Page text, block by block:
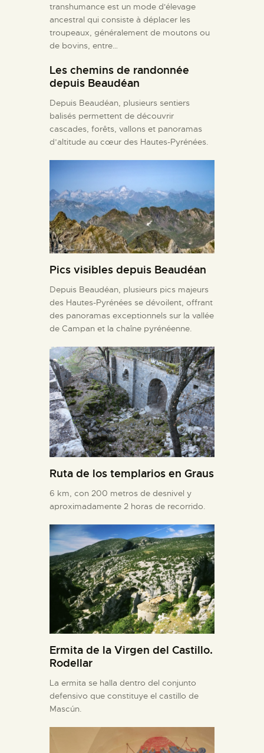
transhumance est un mode d'élevage
ancestral qui consiste à déplacer les
troupeaux, généralement de moutons ou
de bovins, entre…
Les chemins de randonnée
depuis Beaudéan
Depuis Beaudéan, plusieurs sentiers
balisés permettent de découvrir
cascades, forêts, vallons et panoramas
d’altitude au cœur des Hautes-Pyrénées.
Pics visibles depuis Beaudéan
Depuis Beaudéan, plusieurs pics majeurs
des Hautes-Pyrénées se dévoilent, offrant
des panoramas exceptionnels sur la vallée
de Campan et la chaîne pyrénéenne.
Ruta de los templarios en Graus
6 km, con 200 metros de desnivel y
aproximadamente 2 horas de recorrido.
Ermita de la Virgen del Castillo.
Rodellar
La ermita se halla dentro del conjunto
defensivo que constituye el castillo de
Mascún.